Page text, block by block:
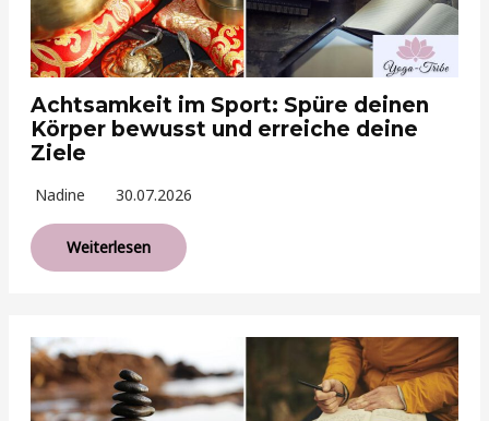
Achtsamkeit im Sport: Spüre deinen
Körper bewusst und erreiche deine
Ziele
Nadine 30.07.2026
Weiterlesen